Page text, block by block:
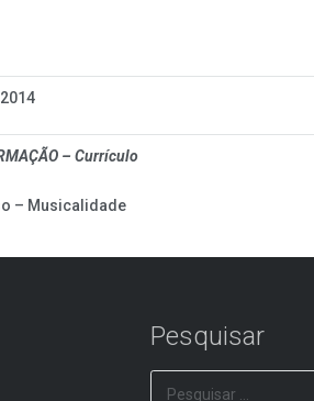
2014
– Currículo
– Musicalidade
Pesquisar